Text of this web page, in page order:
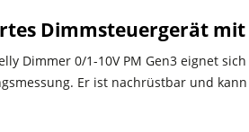
Dimmsteuergerät mit
Dimmer 0/1-10V PM Gen3 eignet
Er ist nachrüstbar und